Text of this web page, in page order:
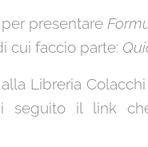
per presentare
cui faccio parte:
Libreria
seguito il link